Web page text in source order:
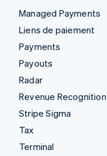
Managed Payments
Liens de paiement
Payments
Payouts
Radar
Revenue Recognition
Stripe Sigma
Tax
Terminal